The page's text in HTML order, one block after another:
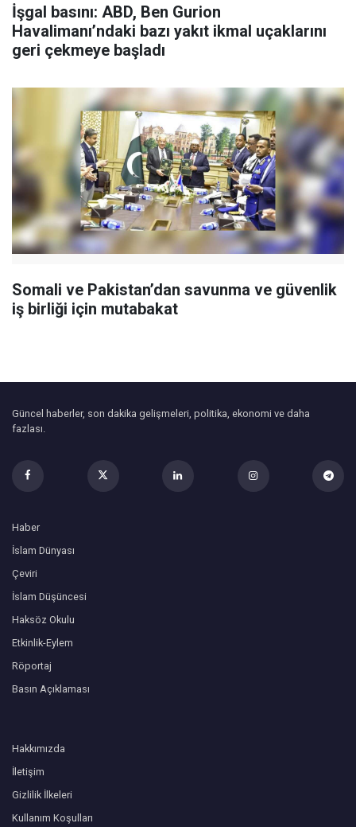
İşgal basını: ABD, Ben Gurion
Havalimanı’ndaki bazı yakıt ikmal uçaklarını
geri çekmeye başladı
Somali ve Pakistan’dan savunma ve güvenlik
iş birliği için mutabakat
Güncel haberler, son dakika gelişmeleri, politika, ekonomi ve daha
fazlası.
Haber
İslam Dünyası
Çeviri
İslam Düşüncesi
Haksöz Okulu
Etkinlik-Eylem
Röportaj
Basın Açıklaması
Hakkımızda
İletişim
Gizlilik İlkeleri
Kullanım Koşulları